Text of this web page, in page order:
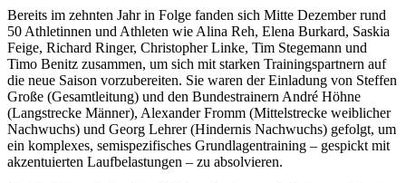
Bereits im zehnten Jahr in Folge fanden sich Mitte Dezember rund
50 Athletinnen und Athleten wie Alina Reh, Elena Burkard, Saskia
Feige, Richard Ringer, Christopher Linke, Tim Stegemann und
Timo Benitz zusammen, um sich mit starken Trainingspartnern auf
die neue Saison vorzubereiten. Sie waren der Einladung von Steffen
Große (Gesamtleitung) und den Bundestrainern André Höhne
(Langstrecke Männer), Alexander Fromm (Mittelstrecke weiblicher
Nachwuchs) und Georg Lehrer (Hindernis Nachwuchs) gefolgt, um
ein komplexes, semispezifisches Grundlagentraining – gespickt mit
akzentuierten Laufbelastungen – zu absolvieren.